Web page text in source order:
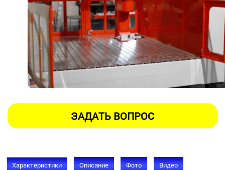
Характеристики Описание Фото Видео